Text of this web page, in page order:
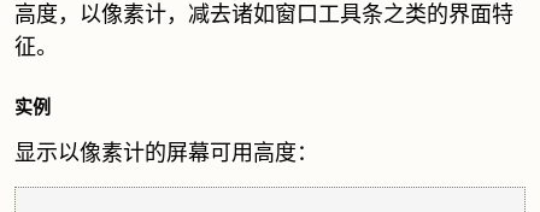
高度，以像素计，减去诸如窗口工具条之类的界面特
征。
实例
显示以像素计的屏幕可用高度：